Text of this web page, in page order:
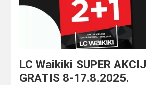
LC Waikiki SUPER
GRATIS 8-17.8.2025.